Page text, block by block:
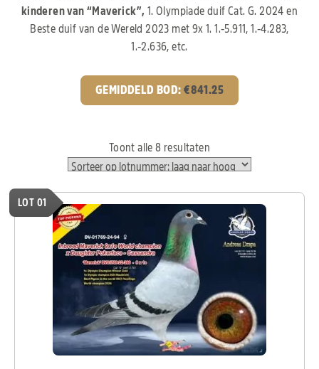
kinderen van “Maverick”, 1. Olympiade duif Cat. G. 2024 en
Beste duif van de Wereld 2023 met 9x 1. 1.-5.911, 1.-4.283,
1.-2.636, etc.
GEMIDDELD BOD:€841.25
Toont alle 8 resultaten
LOT 01